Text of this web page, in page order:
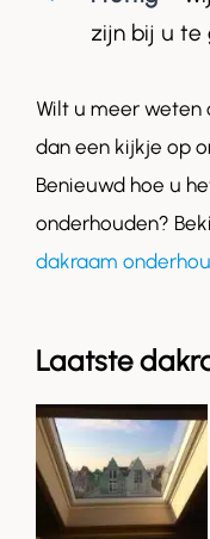
zijn bij u te
Wilt u meer weten
dan een kijkje op
Benieuwd hoe u
onderhouden?
dakraam
Laatste